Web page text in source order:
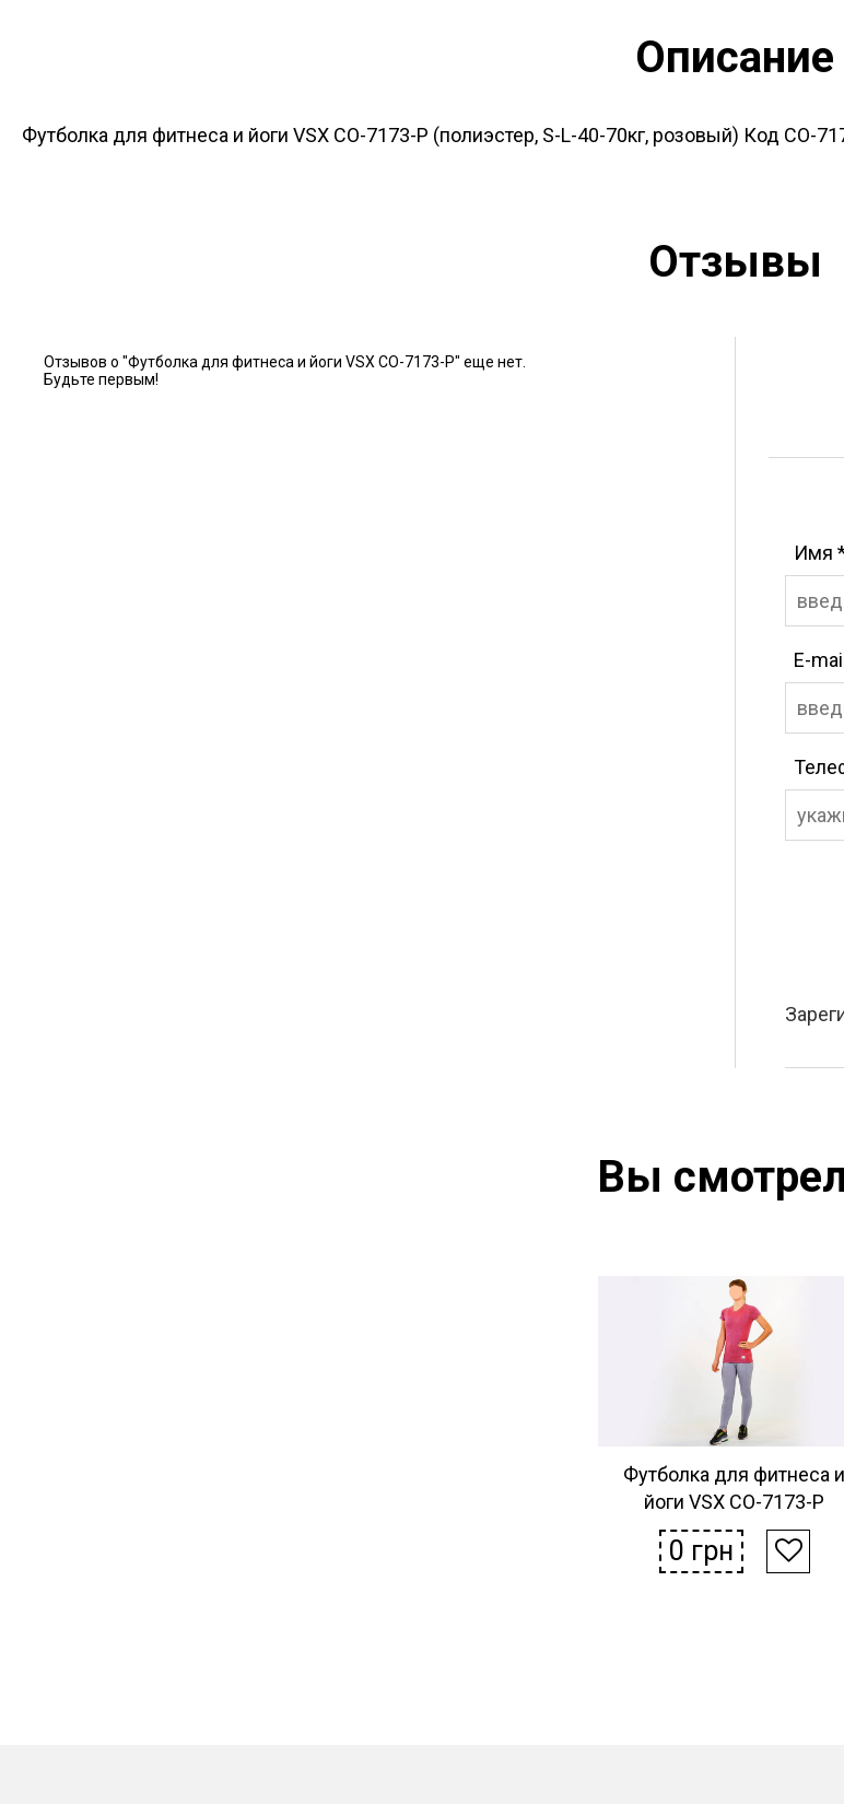
Описание
Футболка для фитнеса и йоги VSX CO-7173-P (полиэстер, S-L-40-70кг, розовый) Код CO-
Отзывы
Отзывов о "Футболка для фитнеса и йоги VSX CO-7173-P" еще нет.
Будьте первым!
Имя
E-mail
Вы
Футболка для фитнеса и
йоги VSX CO-7173-P
0 грн